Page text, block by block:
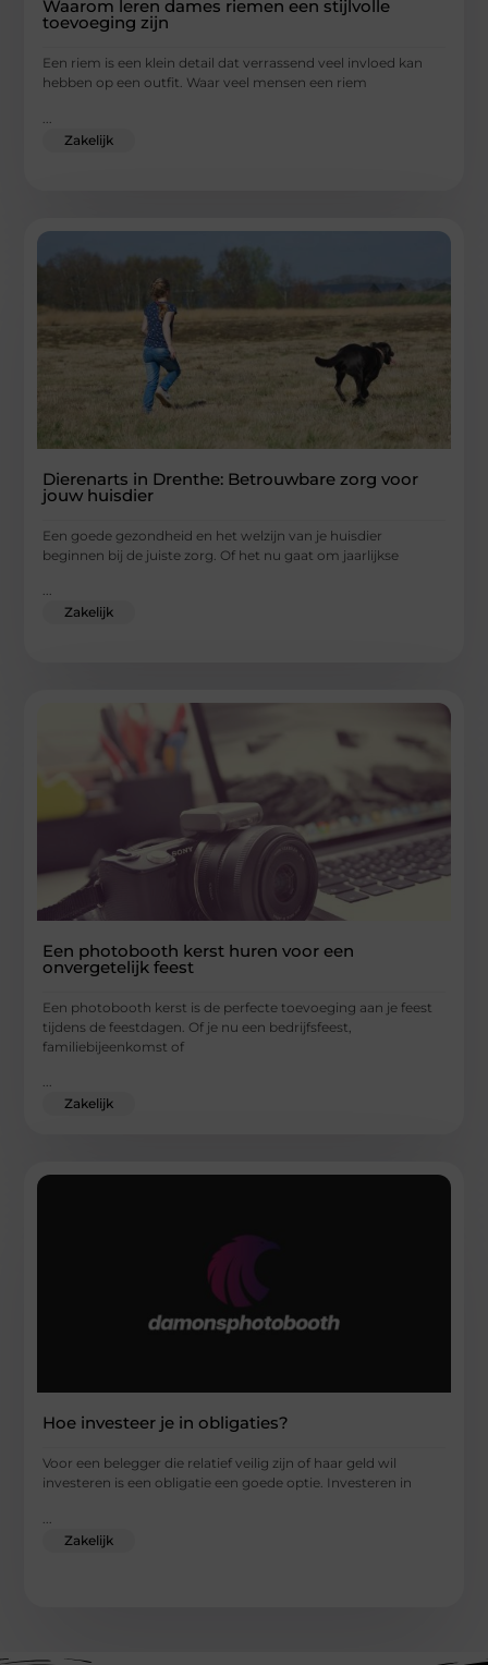
Waarom leren dames riemen een stijlvolle
toevoeging zijn
Een riem is een klein detail dat verrassend veel invloed kan
hebben op een outfit. Waar veel mensen een riem
Zakelijk
Dierenarts in Drenthe: Betrouwbare zorg voor
jouw huisdier
Een goede gezondheid en het welzijn van je huisdier
beginnen bij de juiste zorg. Of het nu gaat om jaarlijkse
Zakelijk
Een photobooth kerst huren voor een
onvergetelijk feest
Een photobooth kerst is de perfecte toevoeging aan je feest
tijdens de feestdagen. Of je nu een bedrijfsfeest,
familiebijeenkomst of
...
Zakelijk
Hoe investeer je in obligaties?
Voor een belegger die relatief veilig zijn of haar geld wil
investeren is een obligatie een goede optie. Investeren in
Zakelijk